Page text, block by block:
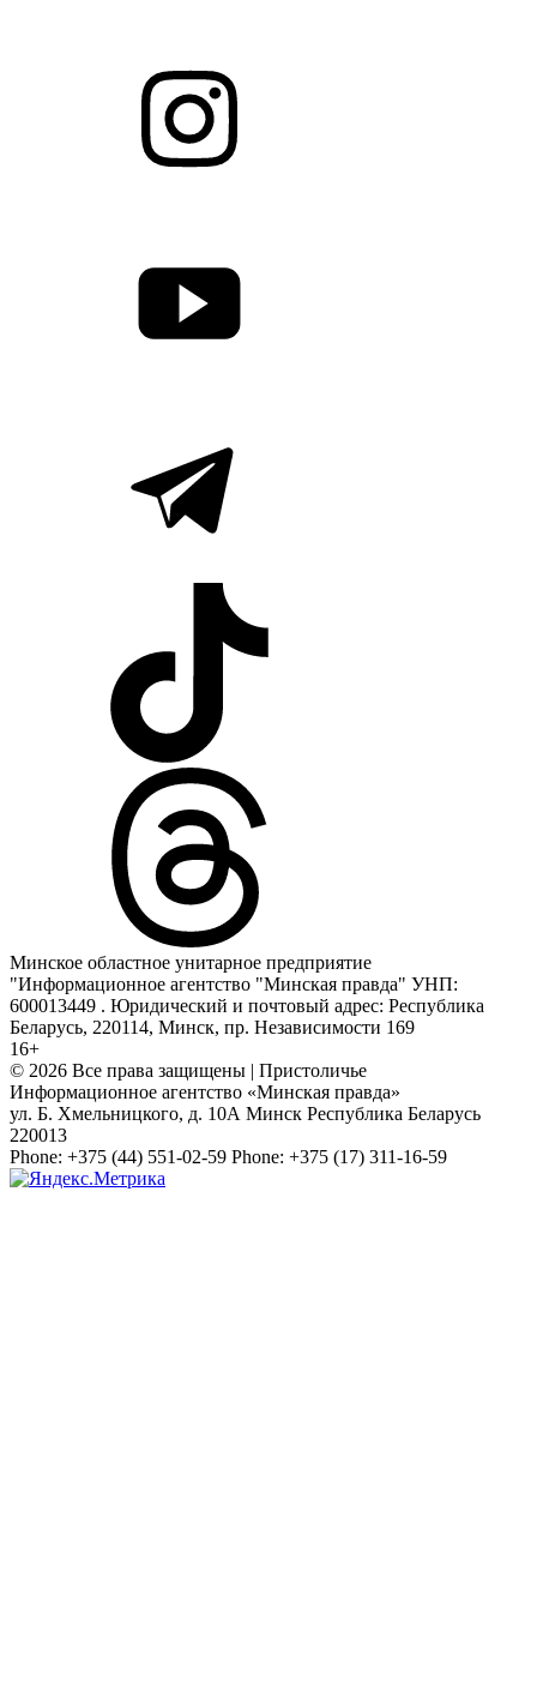
Минское областное унитарное предприятие
"Информационное агентство "Минская правда" УНП:
600013449 . Юридический и почтовый адрес: Республика
Беларусь, 220114, Минск, пр. Независимости 169
16+
© 2026 Все права защищены | Пристоличье
Информационное агентство «Минская правда»
ул. Б. Хмельницкого, д. 10А Минск Республика Беларусь
220013
Phone: +375 (44) 551-02-59 Phone: +375 (17) 311-16-59